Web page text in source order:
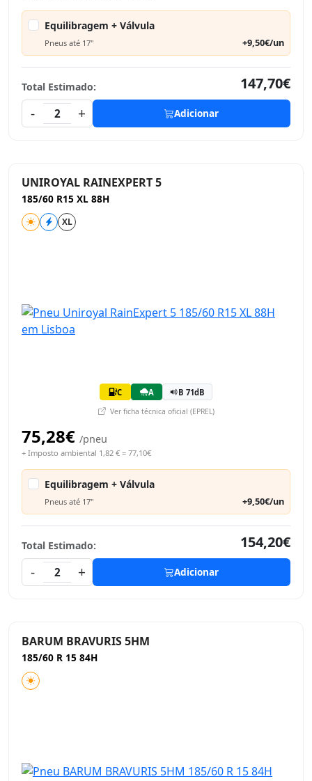
Equilibragem + Válvula
Pneus até 17" +9,50€/un
Total Estimado:
147,70€
-
2 + Adicionar
UNIROYAL RAINEXPERT 5
185/60 R15 XL 88H
XL
C A B 71dB
Ver ficha técnica oficial (EPREL)
75,28€ /pneu
+ Imposto ambiental 1,82 € = 77,10€
Equilibragem + Válvula
Pneus até 17" +9,50€/un
Total Estimado:
154,20€
-
2 + Adicionar
BARUM BRAVURIS 5HM
185/60 R 15 84H